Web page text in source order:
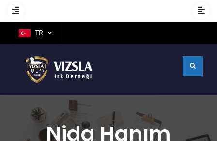
TR
Nida Hanım